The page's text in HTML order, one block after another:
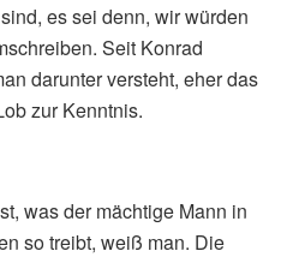
es sei denn, wir würden
Seit Konrad
darunter versteht, eher das
zur Kenntnis.
was der mächtige Mann in
so treibt, weiß man. Die